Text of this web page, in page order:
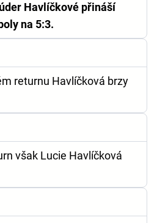
Havlíčkové přináší
na 5:3.
returnu Havlíčková brzy
však Lucie Havlíčková